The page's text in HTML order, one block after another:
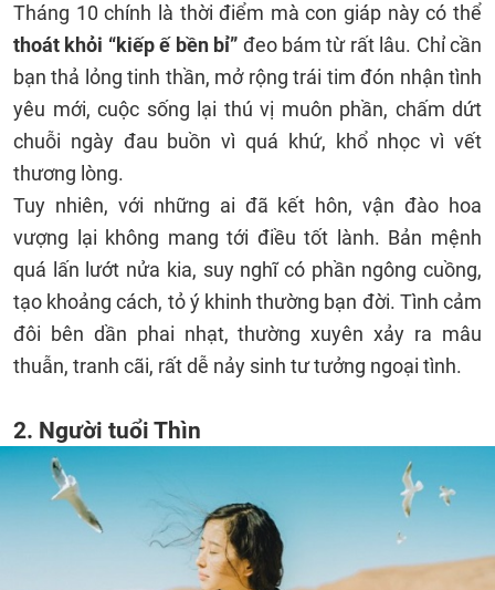
Tháng 10 chính là thời điểm mà con giáp này có thể
thoát khỏi “kiếp ế bền bỉ” đeo bám từ rất lâu. Chỉ cần
bạn thả lỏng tinh thần, mở rộng trái tim đón nhận tình
yêu mới, cuộc sống lại thú vị muôn phần, chấm dứt
chuỗi ngày đau buồn vì quá khứ, khổ nhọc vì vết
thương lòng.
Tuy nhiên, với những ai đã kết hôn, vận đào hoa
vượng lại không mang tới điều tốt lành. Bản mệnh
quá lấn lướt nửa kia, suy nghĩ có phần ngông cuồng,
tạo khoảng cách, tỏ ý khinh thường bạn đời. Tình cảm
đôi bên dần phai nhạt, thường xuyên xảy ra mâu
thuẫn, tranh cãi, rất dễ nảy sinh tư tưởng ngoại tình.
2. Người tuổi Thìn